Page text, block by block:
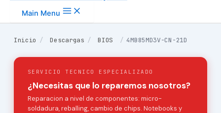
Main Menu
Inicio / Descargas / BIOS / 4MB85MD3V-CN-21D
SERVICIO TECNICO ESPECIALIZADO
¿Necesitas que lo reparemos nosotros?
Reparacion a nivel de componentes: micro-
soldadura, reballing, cambio de chips. Notebooks y